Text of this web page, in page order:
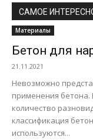
САМОЕ
Материалы
Бетон для
21.11.2021
Невозможно
применения бетона.
количество
классификация
используются...